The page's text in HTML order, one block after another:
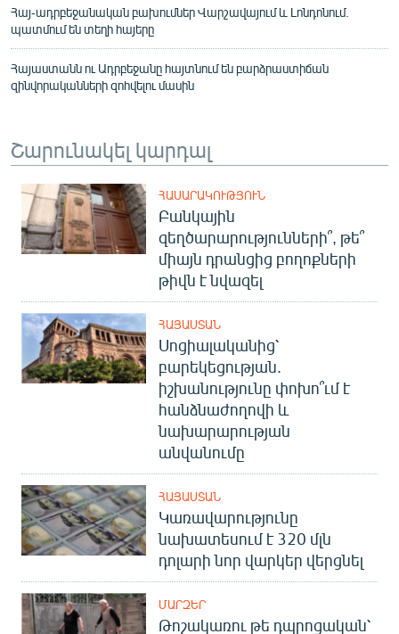
Հայ-ադրբեջանական բախումներ Վարշավայում և Լոնդոնում.
պատմում են տեղի հայերը
Հայաստանն ու Ադրբեջանը հայտնում են բարձրաստիճան
զինվորականների զոհվելու մասին
Շարունակել կարդալ
ՀԱՍԱՐԱԿՈՒԹՅՈՒՆ
Բանկային
զեղծարարությունների՞, թե՞
միայն դրանցից բողոքների
թիվն է նվազել
ՀԱՅԱՍՏԱՆ
Սոցիալականից՝
բարեկեցության.
իշխանությունը փոխո՞ւմ է
հանձնաժողովի և
նախարարության
անվանումը
ՀԱՅԱՍՏԱՆ
Կառավարությունը
նախատեսում է 320 մլն
դոլարի նոր վարկեր վերցնել
ՄԱՐԶԵՐ
Թոշակառու թե դպրոցական՝